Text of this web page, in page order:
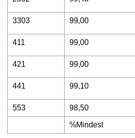
3303 99,00
411 99,00
421 99,00
441 99,10
553 98,50
%Mindest